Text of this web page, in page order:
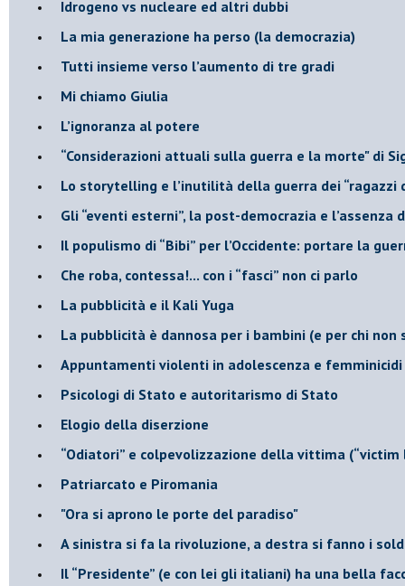
​Idrogeno vs nucleare ed altri dubbi
​La mia generazione ha perso (la democrazia)
​Tutti insieme verso l’aumento di tre gradi
Mi chiamo Giulia
L’ignoranza al potere
​“Considerazioni attuali sulla guerra e la morte" di
​Lo storytelling e l’inutilità della guerra dei “ragazzi
​Gli “eventi esterni”, la post-democrazia e
​Il populismo di “Bibi” per l’Occidente: portare la
​Che roba, contessa!... con i “fasci” non ci parlo
La pubblicità e il Kali Yuga
​La pubblicità è dannosa per i bambini (e per chi non
​Appuntamenti violenti in adolescenza e femminicidi
​Psicologi di Stato e autoritarismo di Stato
Elogio della diserzione
“Odiatori” e colpevolizzazione della vittima (“victim
​Patriarcato e Piromania
"Ora si aprono le porte del paradiso"
​A sinistra si fa la rivoluzione, a destra si fanno i
​Il “Presidente” (e con lei gli italiani) ha una bella